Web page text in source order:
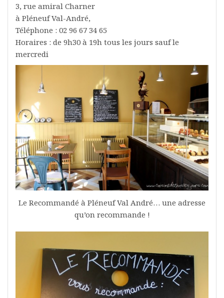
3, rue amiral Charner
à Pléneuf Val-André,
Téléphone : 02 96 67 34 65
Horaires : de 9h30 à 19h tous les jours sauf le
mercredi
Le Recommandé à Pléneuf Val André… une adresse
qu’on recommande !